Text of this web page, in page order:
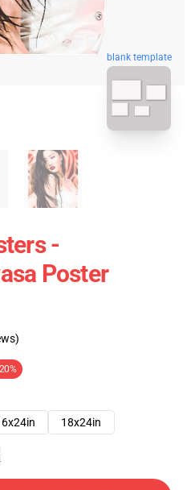
blank template
-
Poster
18x24in